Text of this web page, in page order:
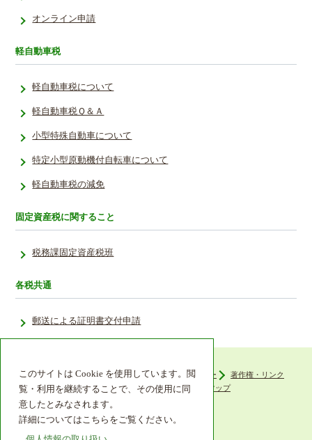
このサイトは Cookie を使用しています。閲
覧・利用を継続することで、その使用に同
意したとみなされます。
詳細についてはこちらをご覧ください。
オンライン申請
軽自動車税
軽自動車税について
軽自動車税Ｑ＆Ａ
小型特殊自動車について
特定小型原動機付自転車について
軽自動車税の減免
固定資産税に関すること
税務課固定資産税班
各税共通
郵送による証明書交付申請
ウェブアクセシビリティ プライバシーポリシー
著作権・リンク
組織機構
リンク集 サイトマップ